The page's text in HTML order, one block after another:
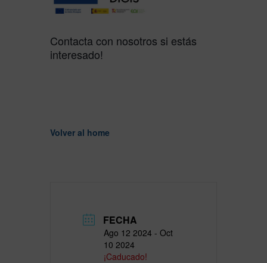
Contacta con nosotros si estás
interesado!
Volver al home
FECHA
Ago 12 2024 - Oct
10 2024
¡Caducado!